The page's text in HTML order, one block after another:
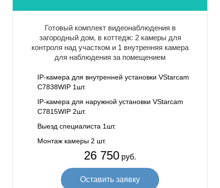
Готовый комплект видеонаблюдения в
загородный дом, в коттедж: 2 камеры для
контроля над участком и 1 внутренняя камера
для наблюдения за помещением
IP-камера для внутренней установки VStarcam
C7838WIP 1шт.
IP-камера для наружной установки VStarcam
C7815WIP 2шт.
Выезд специалиста 1шт.
Монтаж камеры 2 шт.
26 750 руб.
Оставить заявку